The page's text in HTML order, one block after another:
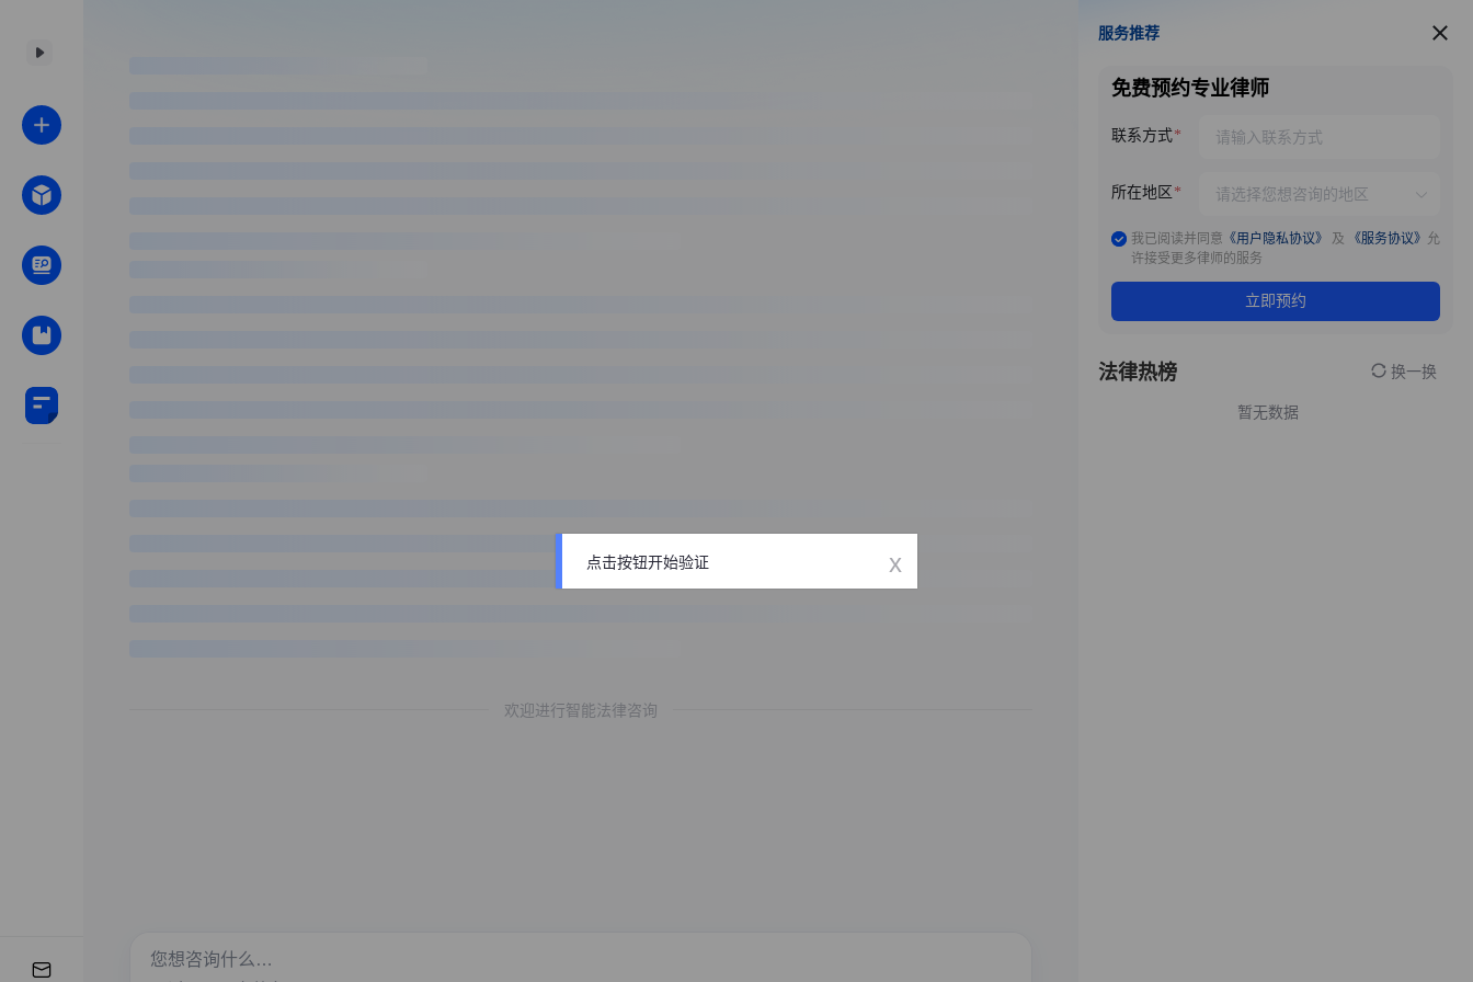
欢迎进行智能法律咨询
服务推荐
服务推荐
免费预约专业律师
联系方式
所在地区
我已阅读并同意 《用户隐私协议》 及 《服务协议》 允
许接受更多律师的服务
立即预约
法律热榜 换一换
暂无数据
点击按钮开始验证 x